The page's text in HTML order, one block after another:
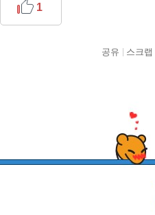
1
공유 스크랩